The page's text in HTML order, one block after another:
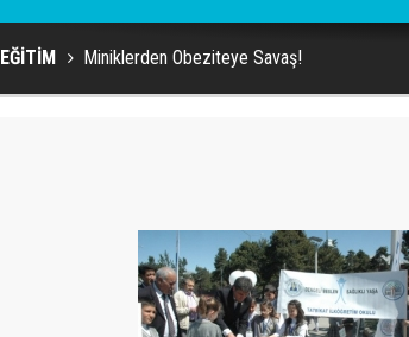
KÜLTÜR/SANAT//
EĞİTİM Miniklerden Obeziteye Savaş!